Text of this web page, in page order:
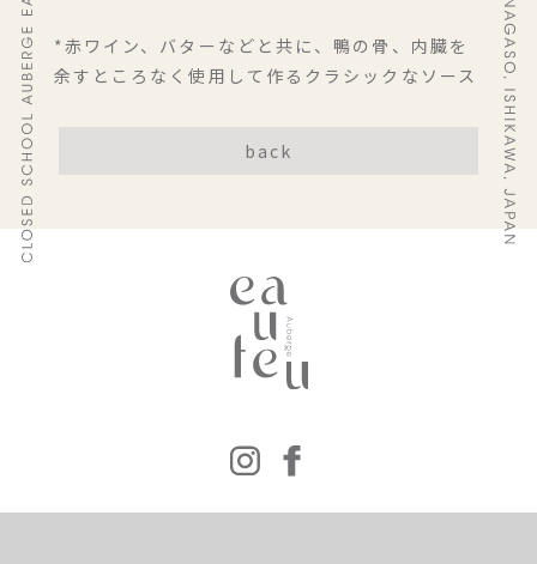
*赤ワイン、バターなどと共に、鴨の骨、内臓を
余すところなく使用して作るクラシックなソース
back